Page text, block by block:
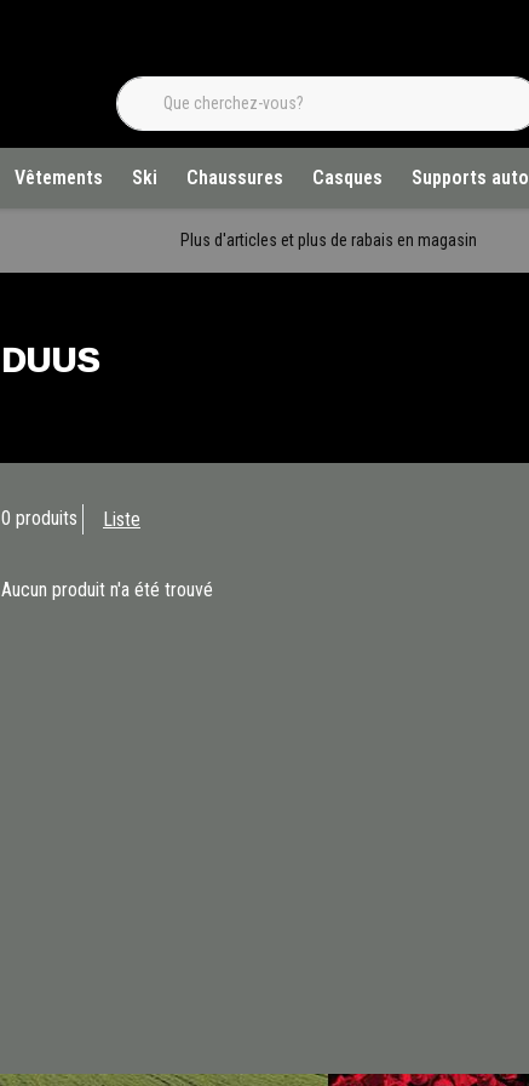
Vêtements Ski Chaussures Casques Supports auto
Plus d'articles et plus de rabais en magasin
DUUS
0 produits Liste
Aucun produit n'a été trouvé